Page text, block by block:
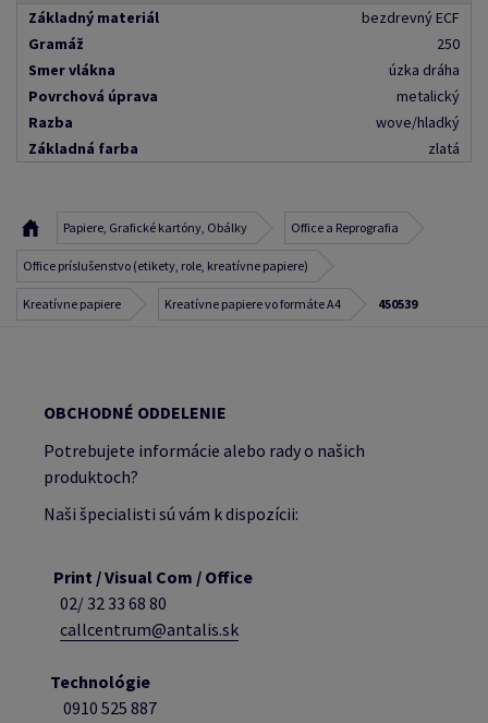
Základný materiál
bezdrevný ECF
Gramáž
250
Smer vlákna
úzka dráha
Povrchová úprava
metalický
Razba
wove/hladký
Základná farba
zlatá
Papiere, Grafické kartóny, Obálky Office a Reprografia
Office príslušenstvo (etikety, role, kreatívne papiere)
Kreatívne papiere Kreatívne papiere vo formáte A4 450539
OBCHODNÉ ODDELENIE
Potrebujete informácie alebo rady o našich
produktoch?
Naši špecialisti sú vám k dispozícii:
Print / Visual Com / Office
02/ 32 33 68 80
callcentrum@antalis.sk
Technológie
0910 525 887